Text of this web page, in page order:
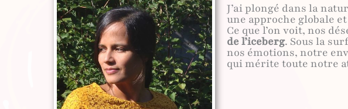
J’ai plongé dans la
une approche globale
Ce que l’on voit, nos
de l’iceberg. Sous la
nos émotions, notre
qui mérite toute notre